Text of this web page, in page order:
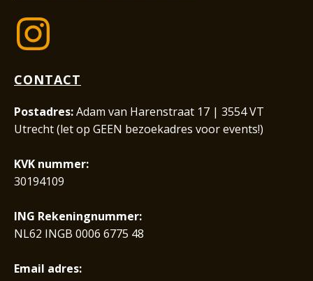
CONTACT
Postadres:Adam van Harenstraat 17 | 3554 VT
Utrecht (let op GEEN bezoekadres voor events!)
KVK nummer:
30194109
ING Rekeningnummer:
NL62 INGB 0006 6775 48
Email adres: